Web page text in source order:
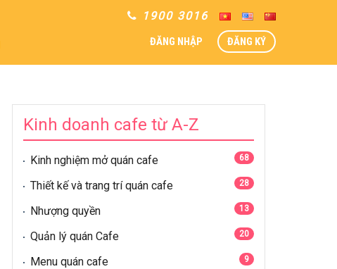
1900 3016
ĐĂNG NHẬP ĐĂNG KÝ
Kinh doanh cafe từ A-Z
Kinh nghiệm mở quán cafe 68
Thiết kế và trang trí quán cafe 28
Nhượng quyền 13
Quản lý quán Cafe 20
Menu quán cafe 9